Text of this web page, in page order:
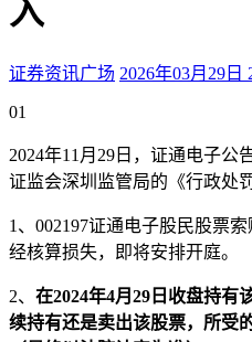
入
证券资讯广场 2026年03月29日
01
2024年11月29日，证通电子公
证监会深圳监管局的《行政处
1、002197证通电子股民股票
经核算损失，即将安排开庭。
2、 在2024年4月29日收盘持有
续持有还是卖出该股票，所受